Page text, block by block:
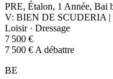
PRE, Étalon, 1 Année, Bai
V: BIEN DE SCUDERIA
Loisir · Dressage
7 500 €
7 500 € A débattre
BE